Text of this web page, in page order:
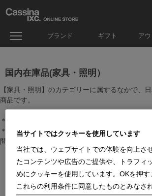
ブランド ギフト ア
国内在庫品(家具・照明）
【家具・照明】のカテゴリーに属するなかで、
商品です。
＊絞り込み機能で商品検索することができます。
＊全店舗で在庫を共有しておりますので、最新
問い合わせください。
当サイトではクッキーを使用しています
当社では、ウェブサイトでの体験を向上さ
たコンテンツや広告のご提供や、トラフィ
めにクッキーを使用しています。OKを押
これらの利用条件に同意したものとみなさ